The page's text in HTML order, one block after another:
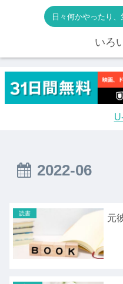
日々何かやったり
いろ
2022-06
読書 元